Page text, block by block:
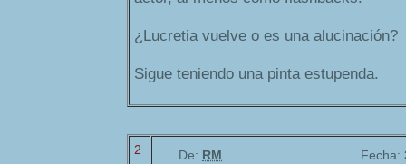
¿Lucretia vuelve o es una alucinación?
Sigue teniendo una pinta estupenda.
2 De: RM Fecha: